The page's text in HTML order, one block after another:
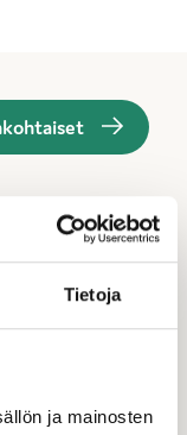
Tietoja
ja mainosten